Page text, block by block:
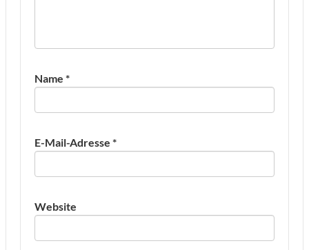
Name *
E-Mail-Adresse *
Website